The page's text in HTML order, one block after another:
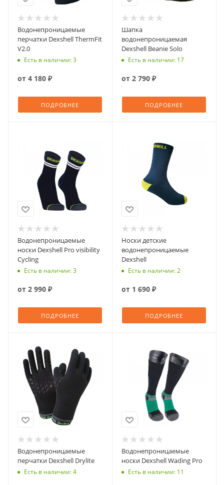
Водонепроницаемые
перчатки Dexshell ThermFit
V2.0
Есть в наличии: 3
от 4 180 ₽
ПОДРОБНЕЕ
Шапка
водонепроницаемая
Dexshell Beanie Solo
Есть в наличии: 17
от 2 790 ₽
ПОДРОБНЕЕ
Водонепроницаемые
носки Dexshell Pro visibility
Cycling
Есть в наличии: 3
от 2 990 ₽
ПОДРОБНЕЕ
Носки детские
водонепроницаемые
Dexshell
Есть в наличии: 2
от 1 690 ₽
ПОДРОБНЕЕ
Водонепроницаемые
перчатки Dexshell Drylite
Есть в наличии: 4
Водонепроницаемые
носки Dexshell Wading Pro
Есть в наличии: 11